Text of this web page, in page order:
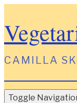
CAMILLA
Toggle